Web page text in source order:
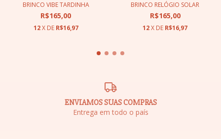
BRINCO VIBE TARDINHA
R$165,00
12X DE R$16,97
BRINCO RELÓGIO SOLAR
R$165,00
12X DE R$16,97
ENVIAMOS SUAS COMPRAS
Entrega em todo o país